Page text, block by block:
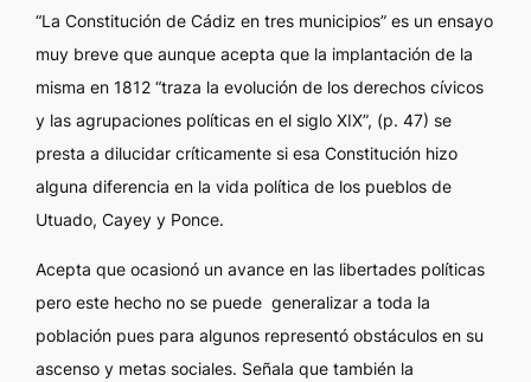
“La Constitución de Cádiz en tres municipios” es un ensayo
muy breve que aunque acepta que la implantación de la
misma en 1812 “traza la evolución de los derechos cívicos
y las agrupaciones políticas en el siglo XIX”, (p. 47) se
presta a dilucidar críticamente si esa Constitución hizo
alguna diferencia en la vida política de los pueblos de
Utuado, Cayey y Ponce.
Acepta que ocasionó un avance en las libertades políticas
pero este hecho no se puede generalizar a toda la
población pues para algunos representó obstáculos en su
ascenso y metas sociales. Señala que también la